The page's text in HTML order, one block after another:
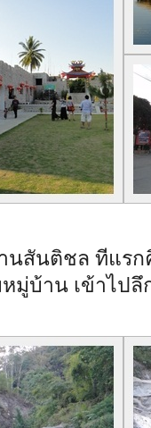
สันติชล ทีแรก
มู่บ้าน เข้าไป